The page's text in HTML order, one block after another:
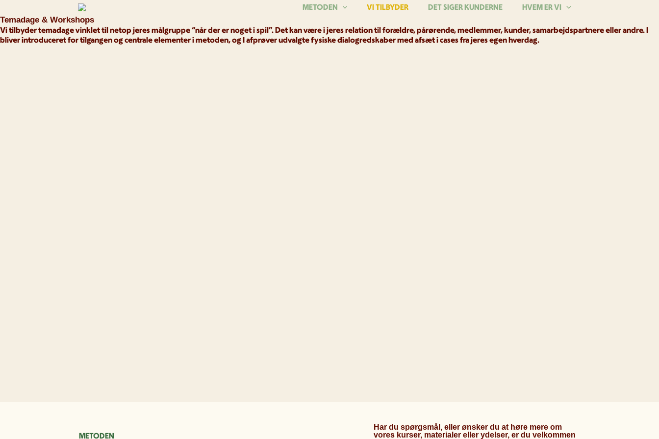
METODEN VI TILBYDER DET SIGER KUNDERNE
HVEM ER VI
Temadage & Workshops
Vi tilbyder temadage vinklet til netop jeres målgruppe “når der er noget i spil”. Det kan være i jeres relation til forældre, pårørende, medlemmer, kunder, samarbejdspartnere eller andre. I
bliver introduceret for tilgangen og centrale elementer i metoden, og I afprøver udvalgte fysiske dialogredskaber med afsæt i cases fra jeres egen hverdag.
METODEN
Har du spørgsmål, eller ønsker du at høre mere om
vores kurser, materialer eller ydelser, er du velkommen